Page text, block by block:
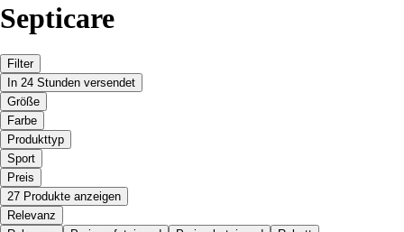
Septicare
Filter
In 24 Stunden versendet
Größe
Farbe
Produkttyp
Sport
Preis
27 Produkte anzeigen
Relevanz